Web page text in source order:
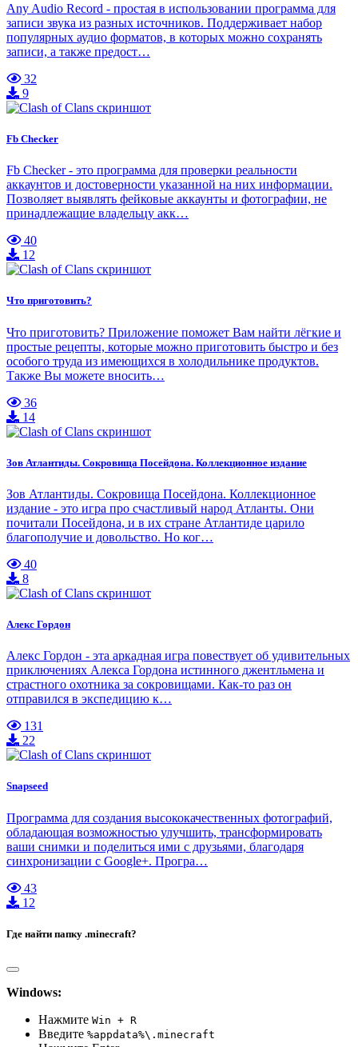
Any Audio Record - простая в использовании программа для
записи звука из разных источников. Поддерживает набор
популярных аудио форматов, в которых можно сохранять
записи, а также предост…
32
9
Fb Checker
Fb Checker - это программа для проверки реальности
аккаунтов и достоверности указанной на них информации.
Позволяет выявлять фейковые аккаунты и фотографии, не
принадлежащие владельцу акк…
40
12
Что приготовить?
Что приготовить? Приложение поможет Вам найти лёгкие и
простые рецепты, которые можно приготовить быстро и без
особого труда из имеющихся в холодильнике продуктов.
Также Вы можете вносить…
36
14
Зов Атлантиды. Сокровища Посейдона. Коллекционное издание
Зов Атлантиды. Сокровища Посейдона. Коллекционное
издание - это игра про счастливый народ Атланты. Они
почитали Посейдона, и в их стране Атлантиде царило
благополучие и довольство. Но ког…
40
8
Алекс Гордон
Алекс Гордон - эта аркадная игра повествует об удивительных
приключениях Алекса Гордона истинного джентльмена и
страстного охотника за сокровищами. Как-то раз он
отправился в экспедицию к…
131
22
Snapseed
Программа для создания высококачественных фотографий,
обладающая возможностью улучшить, трансформировать
ваши снимки и поделиться ими с друзьями, благодаря
синхронизации с Google+. Програ…
43
12
Где найти папку .minecraft?
Windows:
Нажмите Win + R
Введите %appdata%\.minecraft